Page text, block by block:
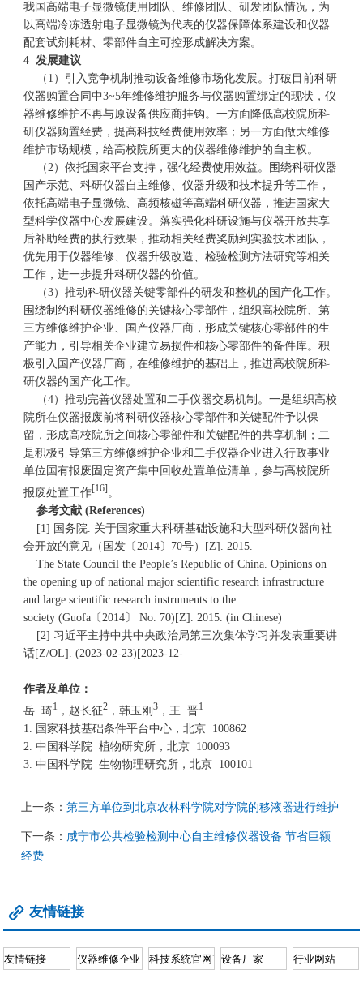
我国高端电子显微镜使用团队、维修团队、研发团队情况，为
以高端冷冻透射电子显微镜为代表的仪器保障体系建设和仪器
配套试剂耗材、零部件自主可控形成解决方案。
4 发展建议
（1）引入竞争机制推动设备维修市场化发展。打破目前科研
仪器购置合同中3~5年维修维护服务与仪器购置绑定的现状，仪
器维修维护不再与原设备供应商挂钩。一方面降低高校院所科
研仪器购置经费，提高科技经费使用效率；另一方面做大维修
维护市场规模，给高校院所更大的仪器维修维护的自主权。
（2）依托国家平台支持，强化经费使用效益。围绕科研仪器
国产示范、科研仪器自主维修、仪器升级和技术提升等工作，
依托高端电子显微镜、高频核磁等高端科研仪器，推进国家大
型科学仪器中心发展建设。落实强化科研设施与仪器开放共享
后补助经费的执行效果，推动相关经费奖励到实验技术团队，
优先用于仪器维修、仪器升级改造、检验检测方法研究等相关
工作，进一步提升科研仪器的价值。
（3）推动科研仪器关键零部件的研发和整机的国产化工作。
围绕制约科研仪器维修的关键核心零部件，组织高校院所、第
三方维修维护企业、国产仪器厂商，形成关键核心零部件的生
产能力，引导相关企业建立易损件和核心零部件的备件库。积
极引入国产仪器厂商，在维修维护的基础上，推进高校院所科
研仪器的国产化工作。
（4）推动完善仪器处置和二手仪器交易机制。一是组织高校
院所在仪器报废前将科研仪器核心零部件和关键配件予以保
留，形成高校院所之间核心零部件和关键配件的共享机制；二
是积极引导第三方维修维护企业和二手仪器企业进入行政事业
单位国有报废固定资产集中回收处置单位清单，参与高校院所
报废处置工作[16] 。
参考文献 (References)
[1] 国务院. 关于国家重大科研基础设施和大型科研仪器向社
会开放的意见（国发〔2014〕70号）[Z]. 2015.
The State Council the People’s Republic of China. Opinions on
the opening up of national major scientific research infrastructure
and large scientific research instruments to the
society (Guofa〔2014〕 No. 70)[Z]. 2015. (in Chinese)
[2] 习近平主持中共中央政治局第三次集体学习并发表重要讲
话[Z/OL]. (2023-02-23)[2023-12-
作者及单位：
岳 琦1 ，赵长征2，韩玉刚 3，王 晋1
1. 国家科技基础条件平台中心，北京 100862
2. 中国科学院 植物研究所，北京 100093
3. 中国科学院 生物物理研究所，北京 100101
上一条：第三方单位到北京农林科学院对学院的移液器进行维护
下一条： 咸宁市公共检验检测中心自主维修仪器设备 节省巨额
经费
 友情链接